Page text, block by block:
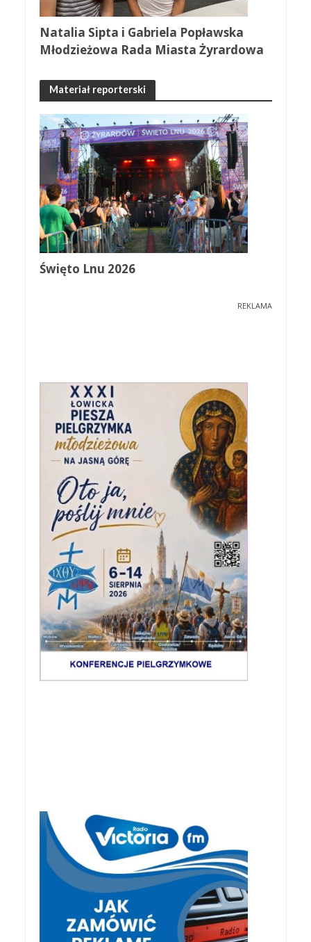
Natalia Sipta i Gabriela Popławska
Młodzieżowa Rada Miasta Żyrardowa
Materiał reporterski
Święto Lnu 2026
REKLAMA